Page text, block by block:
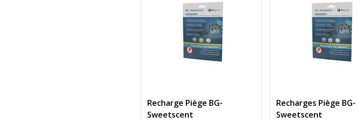
Recharge Piège BG-
Sweetscent
Recharges Piège BG-
Sweetscent